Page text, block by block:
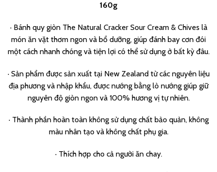
160g
· Bánh quy giòn The Natural Cracker Sour Cream & Chives là
món ăn vặt thơm ngon và bổ dưỡng, giúp đánh bay cơn đói
một cách nhanh chóng và tiện lợi có thể sử dụng ở bất kỳ đâu.
· Sản phẩm được sản xuất tại New Zealand từ các nguyên liệu
địa phương và nhập khẩu, được nướng bằng lò nướng giúp giữ
nguyên độ giòn ngon và 100% hương vị tự nhiên.
· Thành phần hoàn toàn không sử dụng chất bảo quản, không
màu nhân tạo và không chất phụ gia.
· Thích hợp cho cả người ăn chay.